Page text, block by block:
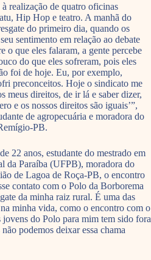
realização de quatro oficinas
Hip Hop e teatro. A manhã do
do primeiro dia, quando os
sentimento em relação ao debate
o que eles falaram, a gente percebe
do que eles sofreram, pois eles
foi de hoje. Eu, por exemplo,
preconceitos. Hoje o sindicato me
meus direitos, de ir lá e saber dizer,
e os nossos direitos são iguais’”,
de agropecuária e moradora do
PB.
22 anos, estudante do mestrado em
da Paraíba (UFPB), moradora do
de Lagoa de Roça-PB, o encontro
contato com o Polo da Borborema
da minha raiz rural. É uma das
minha vida, como o encontro com o
do Polo para mim tem sido fora
podemos deixar essa chama